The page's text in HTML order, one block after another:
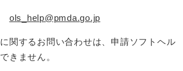
ols_help@pmda.go.jp
関するお問い合わせは、申請ソフトヘル
きません。